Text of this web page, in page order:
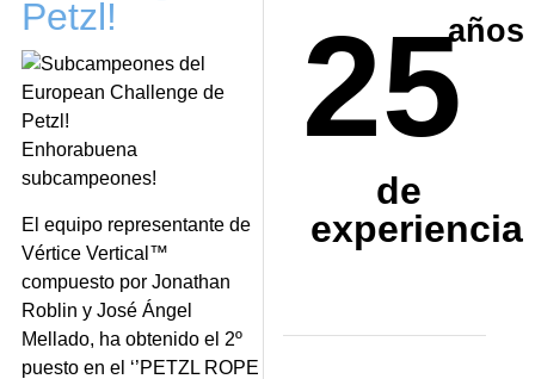
Petzl!
Enhorabuena
subcampeones!
El equipo representante de
Vértice Vertical™
compuesto por Jonathan
Roblin y José Ángel
Mellado, ha obtenido el 2º
puesto en el ‘’PETZL ROPE
25años
de
experiencia